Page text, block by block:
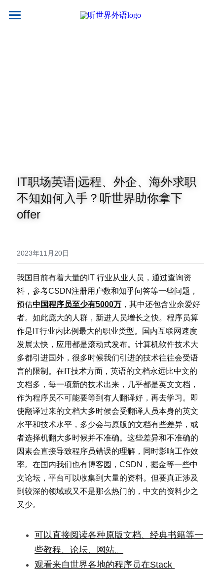
最新资讯
流利口语
雅思托福
双语资料
口译服务
翻译语种
联系我们
IT职场英语|远程、外企、海外求职
不知如何入手？听世界助你拿下
offer
2023年11月20日
我国目前有着大量的IT 行业从业人员，通过查询资
料，参考CSDN注册用户数和知乎问答等一些问题，
预估中国程序员至少有5000万 ，其中还包含业余爱好
者。如此庞大的人群，新进人员增长之快。程序员算
作是IT行业内比例最大的职业类型。国内互联网速度
发展太快，应用都是滚动式发布。计算机软件技术大
多都引进国外，很多时候我们引进的技术往往会受语
言的限制。在IT技术方面，英语的文档永远比中文的
文档多，每一项新的技术出来，几乎都是英文文档，
作为程序员不可能要等到有人翻译好，再去学习。即
使翻译过来的文档大多时候会受翻译人员本身的英文
水平和技术水平，多少会与原版的文档有些差异，或
者选择机翻大多时候并不准确。这些差异和不准确的
因素会直接导致程序员错误的理解，同时影响工作效
率。在国内我们也有博客园，CSDN，掘金等一些中
文论坛，平台可以收集到大量的资料。但要真正涉及
到较深的领域或又不是那么热门的，中文的资料少之
又少。
可以直接阅读各种原版文档、经典书籍等一
些教程、论坛、网站。
观看来自世界各地的程序员在Stack
商品分类